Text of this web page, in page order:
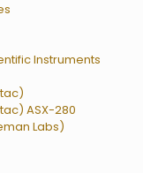
Instruments
ASX-280
Labs)